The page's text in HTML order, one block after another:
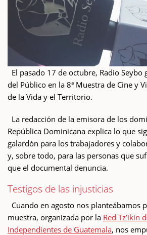
El pasado 17 de octubre, Radio Seybo
del Público en la 8ª Muestra de Cine y
de la Vida y el Territorio.
La redacción de la emisora de los
República Dominicana explica lo que
galardón para los trabajadores y
y, sobre todo, para las personas que
que el documental denuncia.
Testigos de las injusticias
Cuando en agosto nos planteábamos
muestra, organizada por la Red Tz’ikin
Independientes de Guatemala, nos